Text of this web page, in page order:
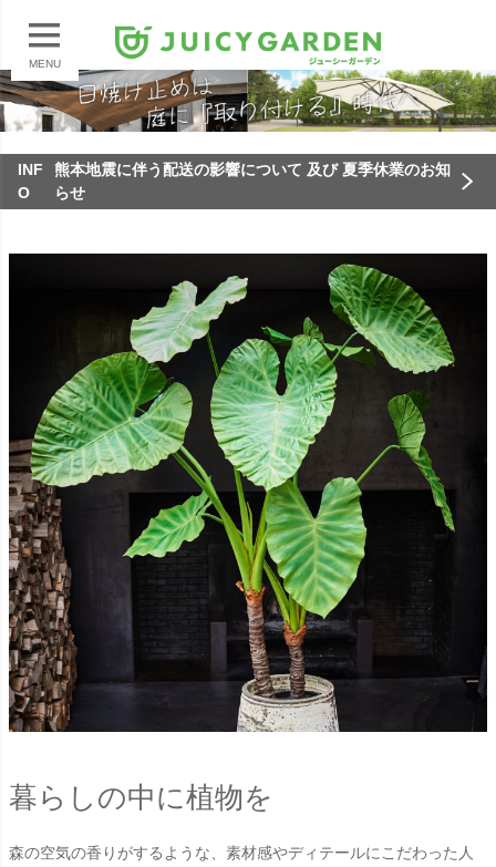
MENU
INF
O
熊本地震に伴う配送の影響について 及び 夏季休業のお知
らせ
暮らしの中に植物を
森の空気の香りがするような、素材感やディテールにこだわった人